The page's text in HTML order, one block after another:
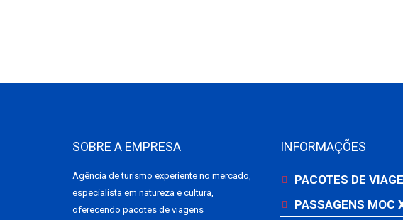
SOBRE A EMPRESA
Agência de turismo experiente no mercado,
especialista em natureza e cultura,
oferecendo pacotes de viagens
INFORMAÇÕES
PACOTES DE
PASSAGENS MOC